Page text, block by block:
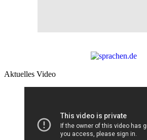
Aktuelles Video